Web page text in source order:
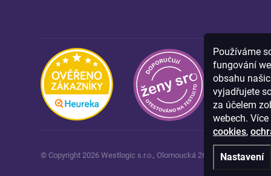
Používáme
fungování
obsahu
vyjadřujete
za účelem
webech.
cookies,
Nastavení
© Copyright 2026 Westlogic s.r.o., Olomoucká 267/29, Opava, 746